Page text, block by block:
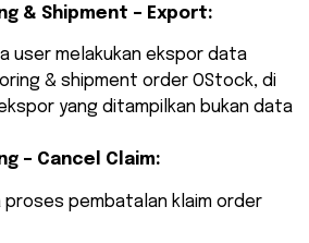
& Shipment – Export:
user melakukan ekspor data
& shipment order OStock, di
yang ditampilkan bukan data
– Cancel Claim:
proses pembatalan klaim order